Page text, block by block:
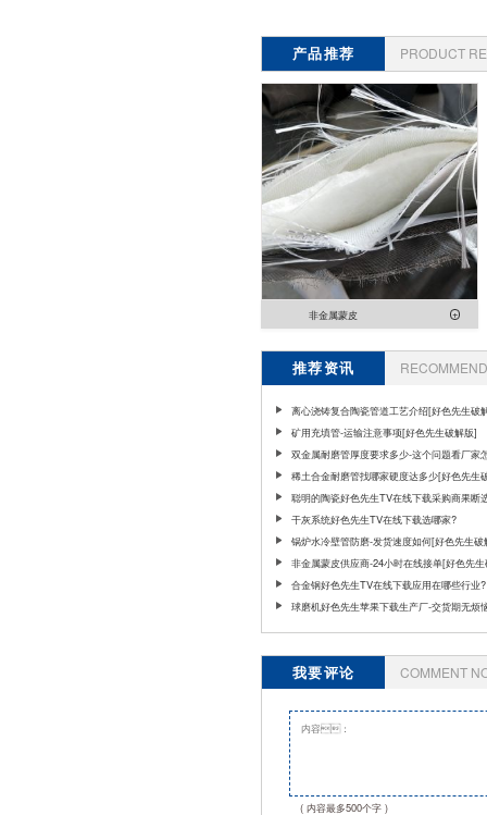
产品推荐 PRODUCT
非金属蒙皮
推荐资讯
离心浇铸复合陶瓷管道工艺介绍[好色先生破
矿用充填管-运输注意事项[好色先生破解版]
双金属耐磨管厚度要求多少-这个问题看厂家
稀土合金耐磨管找哪家硬度达多少[好色先生
聪明的陶瓷好色先生TV在线下载采购商果断
儿[好色先生破解版]
干灰系统好色先生TV在线下载选哪家​?
锅炉水冷壁管防磨-发货速度如何[好色先生破
非金属蒙皮供应商-24小时在线接单[好色先生
版]
合金钢好色先生TV在线下载应用在哪些行业?
球磨机好色先生苹果下载生产厂-交货期无烦
我要评论 COMMENT
( 内容最多500个字 )